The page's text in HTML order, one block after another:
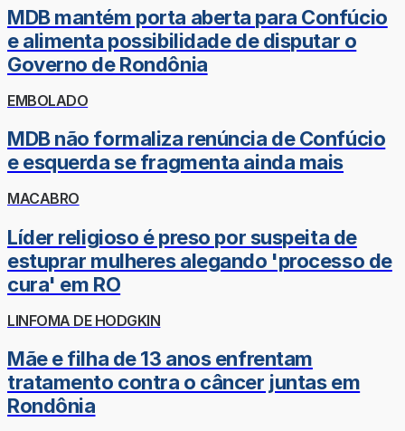
MDB mantém porta aberta para Confúcio
e alimenta possibilidade de disputar o
Governo de Rondônia
EMBOLADO
MDB não formaliza renúncia de Confúcio
e esquerda se fragmenta ainda mais
MACABRO
Líder religioso é preso por suspeita de
estuprar mulheres alegando 'processo de
cura' em RO
LINFOMA DE HODGKIN
Mãe e filha de 13 anos enfrentam
tratamento contra o câncer juntas em
Rondônia